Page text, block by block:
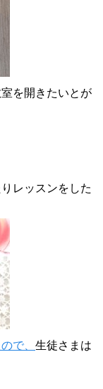
を開きたいとが
レッスンをした
で、 生徒さまは